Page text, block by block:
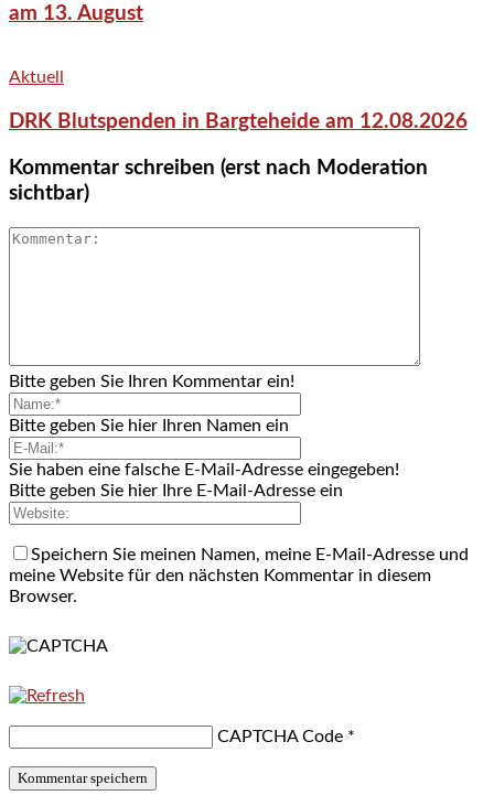
am 13. August
Aktuell
DRK Blutspenden in Bargteheide am 12.08.2026
Kommentar schreiben (erst nach Moderation
sichtbar)
Bitte geben Sie Ihren Kommentar ein!
Bitte geben Sie hier Ihren Namen ein
Sie haben eine falsche E-Mail-Adresse eingegeben!
Bitte geben Sie hier Ihre E-Mail-Adresse ein
Speichern Sie meinen Namen, meine E-Mail-Adresse und
meine Website für den nächsten Kommentar in diesem
Browser.
CAPTCHA Code *